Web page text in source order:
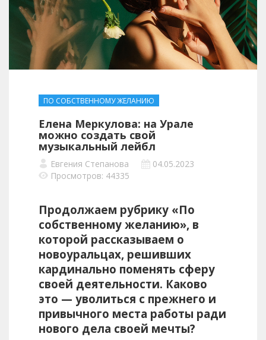
ПО СОБСТВЕННОМУ ЖЕЛАНИЮ
Елена Меркулова: на Урале
можно создать свой
музыкальный лейбл
Евгения Степанова
04.05.2023
Просмотров: 44335
Продолжаем рубрику «По
собственному желанию», в
которой рассказываем о
новоуральцах, решивших
кардинально поменять сферу
своей деятельности. Каково
это — уволиться с прежнего и
привычного места работы ради
нового дела своей мечты?